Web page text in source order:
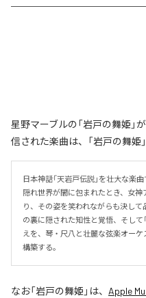
星野マーブルの「岩戸の舞姫
信された楽曲は、「岩戸の舞姫
日本神話「天岩戸伝説」を壮大な楽
隠れ世界が闇に包まれたとき、女
り、その姿を笑われながらも決し
の裏に隠された知性と覚悟、そして
えを、琴・尺八と壮麗な弦楽オー
構築する。
なお「岩戸の舞姫 」は、 Apple